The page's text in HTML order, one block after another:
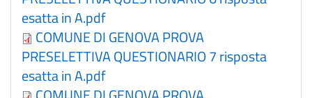
esatta in A.pdf
COMUNE DI GENOVA PROVA
PRESELETTIVA QUESTIONARIO 7 risposta
esatta in A.pdf